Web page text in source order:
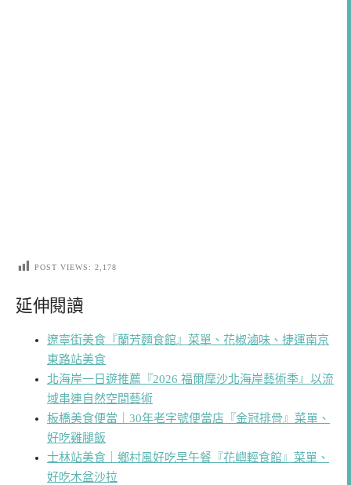
POST VIEWS: 2,178
延伸閱讀
遼寧街美食『蘭芳麵食館』菜單、花椒滷味、捷運南京
東路站美食
北海岸一日遊推薦『2026 福爾摩沙北海岸藝術季』以流
域串連自然空間藝術
板橋美食便當｜30年老字號便當店『金冠排骨』菜單、
好吃雞腿飯
士林站美食｜鄉村風好吃早午餐『花嶼輕食館』菜單、
好吃木盆沙拉